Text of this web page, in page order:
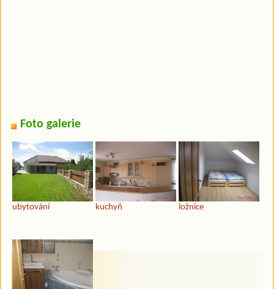
Foto galerie
ubytování kuchyň ložnice